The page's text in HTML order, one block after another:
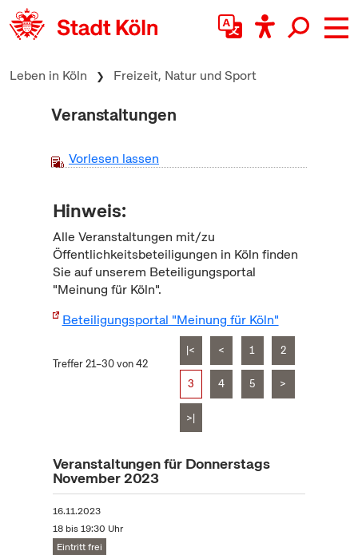
zum Inhalt springen
Leben in Köln Freizeit, Natur und Sport
Veranstaltungen
Vorlesen lassen
Hinweis:
Alle Veranstaltungen mit/zu
Öffentlichkeitsbeteiligungen in Köln finden
Sie auf unserem Beteiligungsportal
"Meinung für Köln".
Beteiligungsportal "Meinung für Köln"
Treffer 21–30 von 42
|< < 1 2
3 4 5 >
>|
Veranstaltungen für Donnerstags
November 2023
16.11.2023
18 bis 19:30 Uhr
Eintritt frei